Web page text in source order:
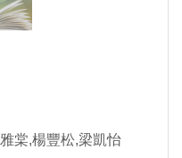
棠,楊豐松,梁凱怡